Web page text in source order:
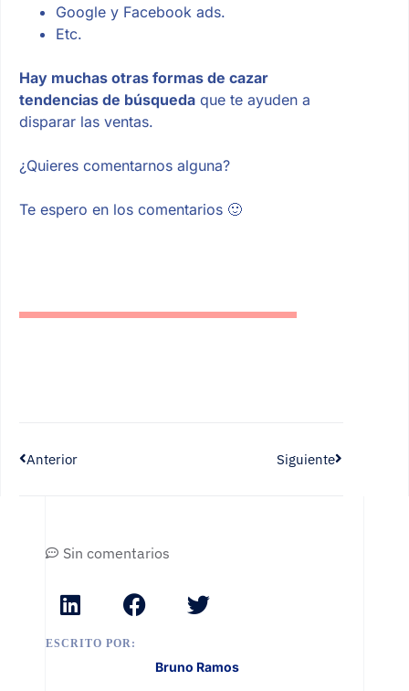
Google y Facebook ads.
Etc.
Hay muchas otras formas de cazar
tendencias de búsquedaque te ayuden a
disparar las ventas.
¿Quieres comentarnos alguna?
Te espero en los comentarios 🙂
Anterior Siguiente
Sin comentarios
ESCRITO POR:
Bruno Ramos